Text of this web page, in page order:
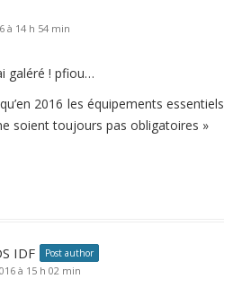
à 14 h 54 min
galéré ! pfiou…
2016 les équipements essentiels
soient toujours pas obligatoires »
IDF Post author
à 15 h 02 min